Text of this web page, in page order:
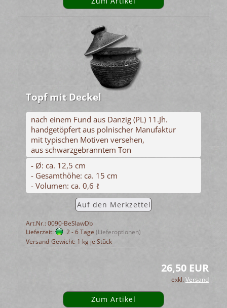
Topf mit Deckel
nach einem Fund aus Danzig (PL) 11.Jh.
handgetöpfert aus polnischer Manufaktur
mit typischen Motiven versehen,
aus schwarzgebranntem Ton
- Ø: ca. 12,5 cm
- Gesamthöhe: ca. 15 cm
- Volumen: ca. 0,6 ℓ
Auf den Merkzettel
Art.Nr.: 0090-BeSlawDb
Lieferzeit:
2 - 6 Tage (Lieferoptionen)
Versand-Gewicht: 1 kg je Stück
26,50 EUR
exkl.Versand
Zum Artikel